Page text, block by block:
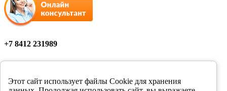
Этот сайт использует файлы Cookie для хранения
+7 8412 231989
Мы в соцсетях